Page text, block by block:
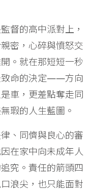
督的高中派對上，
密，心碎與憤怒交
。就在那短短一秒
致命的決定——方向
車，更差點奪走同
瑕的人生藍圖。
、同儕與良心的審
在家中向未成年人
究。責任的箭頭四
浪尖，也只能面對